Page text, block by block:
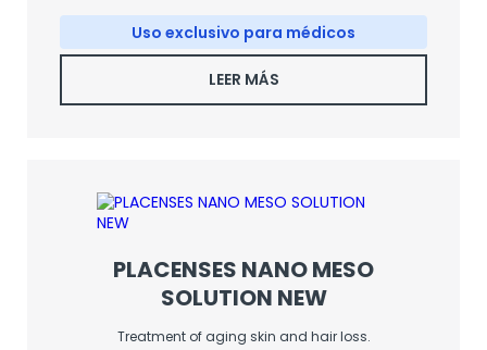
Uso exclusivo para médicos
LEER MÁS
PLACENSES NANO MESO
SOLUTION NEW
Treatment of aging skin and hair loss.